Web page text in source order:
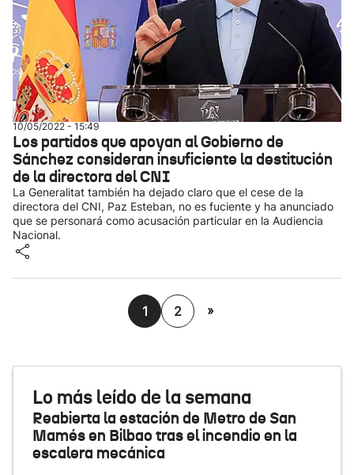
10/05/2022 - 15:49
Los partidos que apoyan al Gobierno de
Sánchez consideran insuficiente la destitución
de la directora del CNI
La Generalitat también ha dejado claro que el cese de la
directora del CNI, Paz Esteban, no es fuciente y ha anunciado
que se personará como acusación particular en la Audiencia
Nacional.
1 2 »
Lo más leído de la semana
Reabierta la estación de Metro de San
Mamés en Bilbao tras el incendio en la
escalera mecánica